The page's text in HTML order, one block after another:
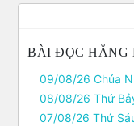
BÀI ĐỌC HẰNG
09/08/26 Chúa
08/08/26 Thứ
07/08/26 Thứ